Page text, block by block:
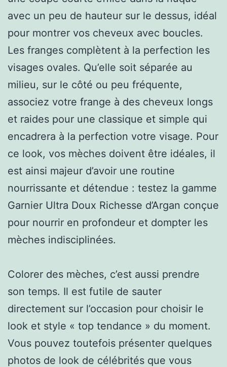
avec un peu de hauteur sur le dessus, idéal
pour montrer vos cheveux avec boucles.
Les franges complètent à la perfection les
visages ovales. Qu’elle soit séparée au
milieu, sur le côté ou peu fréquente,
associez votre frange à des cheveux longs
et raides pour une classique et simple qui
encadrera à la perfection votre visage. Pour
ce look, vos mèches doivent être idéales, il
est ainsi majeur d’avoir une routine
nourrissante et détendue : testez la gamme
Garnier Ultra Doux Richesse d’Argan conçue
pour nourrir en profondeur et dompter les
mèches indisciplinées.
Colorer des mèches, c’est aussi prendre
son temps. Il est futile de sauter
directement sur l’occasion pour choisir le
look et style « top tendance » du moment.
Vous pouvez toutefois présenter quelques
photos de look de célébrités que vous